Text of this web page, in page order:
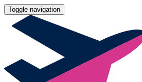
Toggle navigation